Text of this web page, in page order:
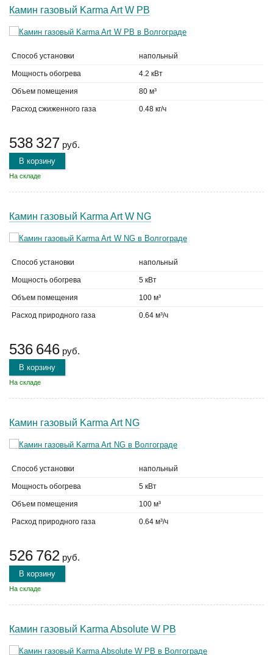
Камин газовый Karma Art W PB
Способ установки напольный
Мощность обогрева 4.2 кВт
Объем помещения 80 м³
Расход сжиженного газа 0.48 кг/ч
538 327 руб.
В корзину
На складе
Камин газовый Karma Art W NG
Способ установки напольный
Мощность обогрева 5 кВт
Объем помещения 100 м³
Расход природного газа 0.64 м³/ч
536 646 руб.
В корзину
На складе
Камин газовый Karma Art NG
Способ установки напольный
Мощность обогрева 5 кВт
Объем помещения 100 м³
Расход природного газа 0.64 м³/ч
526 762 руб.
В корзину
На складе
Камин газовый Karma Absolute W PB